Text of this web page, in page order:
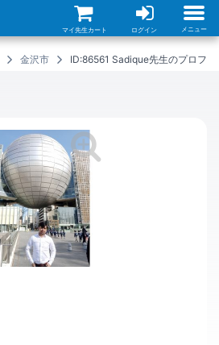
マイ先生カート ログイン メニュー
金沢市 ID:86561 Sadique先生のプロフィ